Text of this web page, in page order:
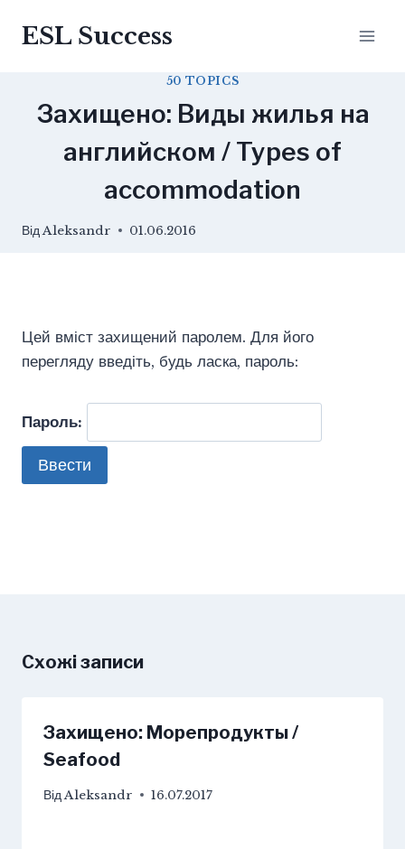
ESL Success
50 TOPICS
Захищено: Виды жилья на
английском / Types of
accommodation
ВідAleksandr 01.06.2016
Цей вміст захищений паролем. Для його
перегляду введіть, будь ласка, пароль:
Пароль:
Схожі записи
Захищено: Морепродукты /
Seafood
ВідAleksandr 16.07.2017